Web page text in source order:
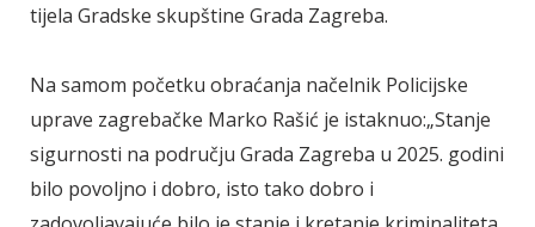
tijela Gradske skupštine Grada Zagreba.
Na samom početku obraćanja načelnik Policijske
uprave zagrebačke Marko Rašić je istaknuo:„Stanje
sigurnosti na području Grada Zagreba u 2025. godini
bilo povoljno i dobro, isto tako dobro i